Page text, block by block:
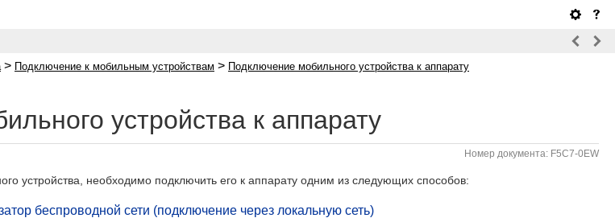
> Подключение к мобильным устройствам > Подключение мобильного устройства к аппарату
устройства к аппарату
Номер документа: F5C7-0EW
устройства, необходимо подключить его к аппарату одним из следующих способов:
беспроводной сети (подключение через локальную сеть)